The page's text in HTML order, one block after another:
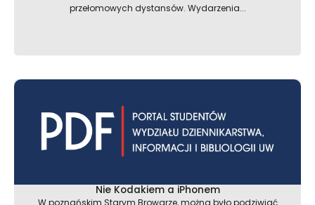
przełomowych dystansów. Wydarzenia...
Nie Kodakiem a iPhonem
W poznańskim Starym Browarze, można było podziwiać